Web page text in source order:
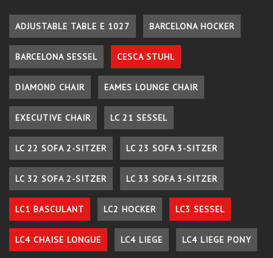
ADJUSTABLE TABLE E 1027 BARCELONA HOCKER
BARCELONA SESSEL CESCA STUHL
DIAMOND CHAIR EAMES LOUNGE CHAIR
EXECUTIVE CHAIR LC 21 SESSEL
LC 22 SOFA 2-SITZER LC 23 SOFA 3-SITZER
LC 32 SOFA 2-SITZER LC 33 SOFA 3-SITZER
LC1 BASCULANT LC2 HOCKER LC3 SESSEL
LC4 CHAISE LONGUE LC4 LIEGE LC4 LIEGE PONY